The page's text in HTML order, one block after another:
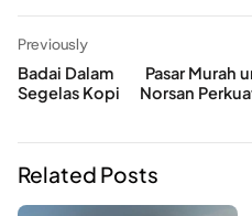
Previously
Badai Dalam
Segelas Kopi
Pasar Murah
Norsan
Related Posts